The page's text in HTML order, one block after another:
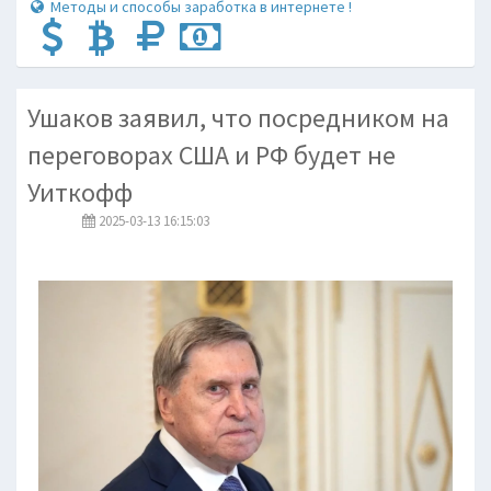
Методы и способы заработка в интернете !
Ушаков заявил, что посредником на
переговорах США и РФ будет не
Уиткофф
2025-03-13 16:15:03